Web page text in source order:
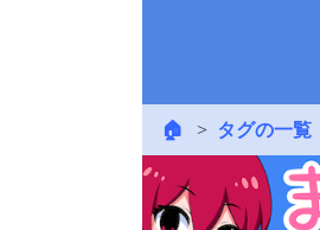
🏠 タグの一覧